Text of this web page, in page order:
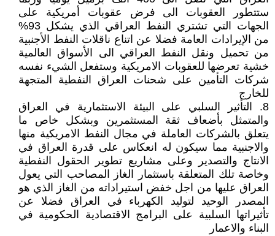
ستتطور العقوبات الى فرض عقوبات أمريكية على
الجهات التي تشتري النفط العراقي الذي يشكل 93%
من الإيرادات العامة فضلا عن اتناع ناقلات النفط الأجنبية
من تحميل ونقل النفط العراقي الى الأسواق العالمية
خشية تعرضها للعقوبات الامريكية وستفعل الشيء نفسه
شركات التأمين على شحنات العراق النفطية المتجهة
للخارج
8. التأثير السلبي على البيئة الاستثمارية في العراق
والمتمثل بأضعاف ثقة المستثمرين وبشكل خاص ما
يتعلق بالشركات العاملة في مجال النفط الامريكية منها
والاجنبية مما سيكون له انعكاس على قدرة العراق في
الانتاج والتصدير وعلى مشاريع تطوير الحقول النفطية
وخاصة تلك المتعلقة باستثمار الغاز المصاحب التي يعول
العراق عليها من اجل خفض استيراداته من الغاز الذي هو
المصدر الوحيد لتوليد الكهرباء في العراق فضلا عن
تأثيراتها السلبية على البرامج الاقتصادية الحكومية في
البناء والاعمار